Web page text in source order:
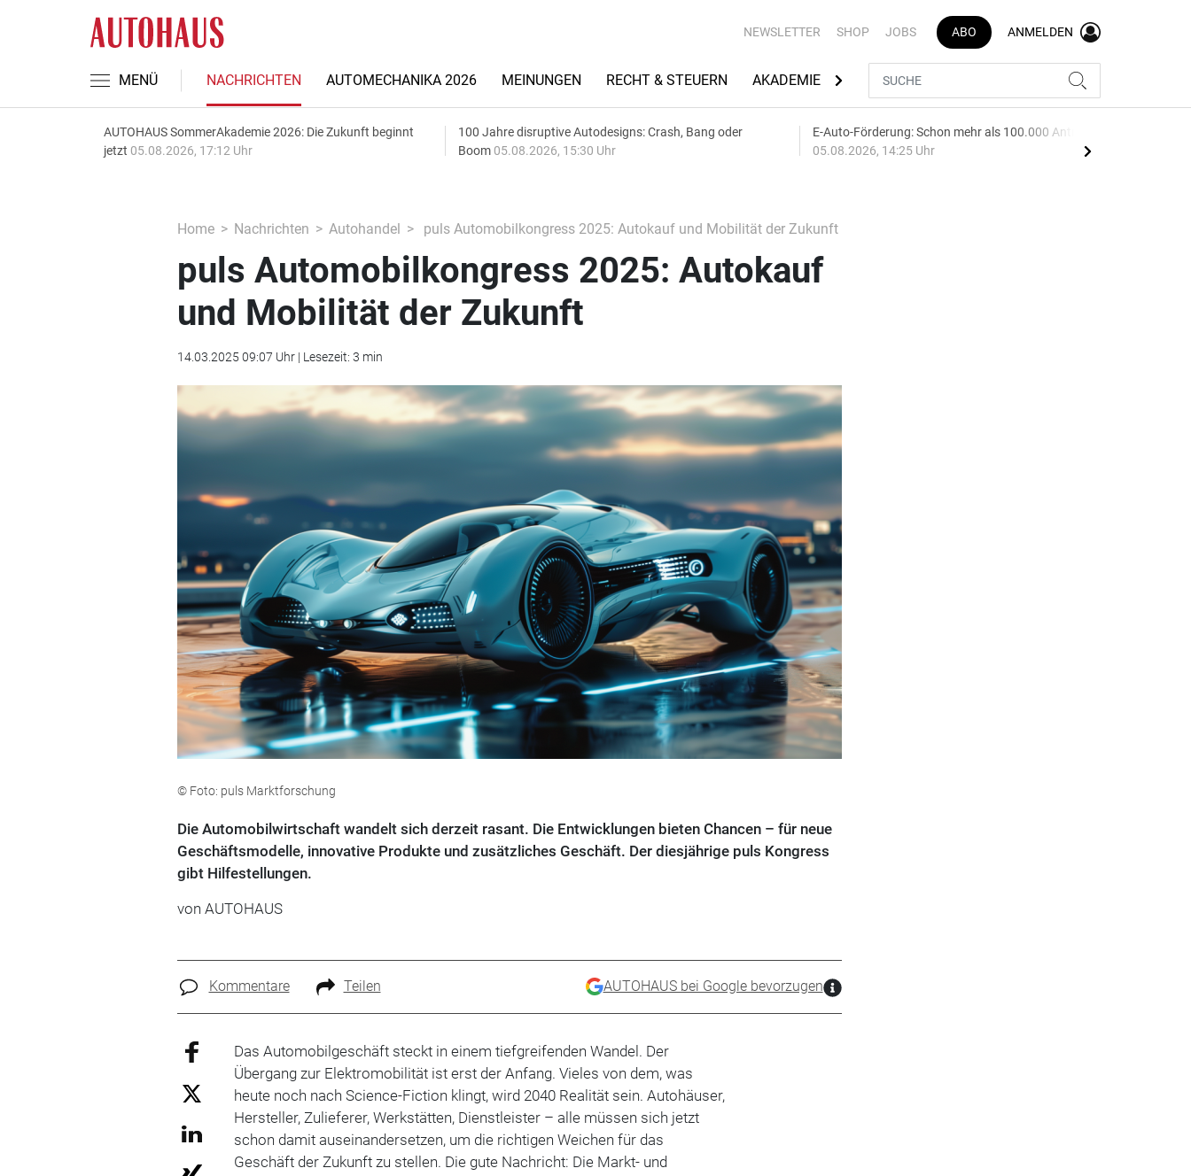
NEWSLETTER SHOP JOBS ABO ANMELDEN
MENÜ NACHRICHTEN AUTOMECHANIKA 2026 MEINUNGEN RECHT & STEUERN AKADEMIE AUTOMARKEN
AUTOHAUS SommerAkademie 2026: Die Zukunft beginnt
jetzt 05.08.2026, 17:12 Uhr
100 Jahre disruptive Autodesigns: Crash, Bang oder
Boom 05.08.2026, 15:30 Uhr
E-Auto-Förderung: Schon mehr als 100.000 Anträge
05.08.2026, 14:25 Uhr
Home Nachrichten Autohandel puls Automobilkongress 2025: Autokauf und Mobilität der Zukunft
puls Automobilkongress 2025: Autokauf
und Mobilität der Zukunft
14.03.2025 09:07 Uhr | Lesezeit: 3 min
© Foto: puls Marktforschung
Die Automobilwirtschaft wandelt sich derzeit rasant. Die Entwicklungen bieten Chancen – für neue
Geschäftsmodelle, innovative Produkte und zusätzliches Geschäft. Der diesjährige puls Kongress
gibt Hilfestellungen.
von AUTOHAUS
Kommentare Teilen AUTOHAUS bei Google bevorzugen
Das Automobilgeschäft steckt in einem tiefgreifenden Wandel. Der
Übergang zur Elektromobilität ist erst der Anfang. Vieles von dem, was
heute noch nach Science-Fiction klingt, wird 2040 Realität sein. Autohäuser,
Hersteller, Zulieferer, Werkstätten, Dienstleister – alle müssen sich jetzt
schon damit auseinandersetzen, um die richtigen Weichen für das
Geschäft der Zukunft zu stellen. Die gute Nachricht: Die Markt- und